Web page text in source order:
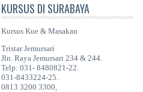
KURSUS DI SURABAYA
Kursus Kue & Masakan
Tristar Jemursari
Jln. Raya Jemursari 234 & 244.
Telp: 031- 8480821-22.
031-8433224-25.
0813 3200 3300,